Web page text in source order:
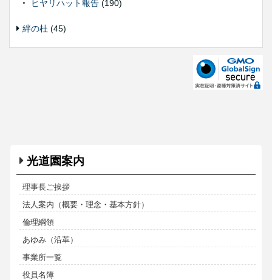
ヒヤリハット報告 (190)
絆の杜 (45)
光道園案内
理事長ご挨拶
法人案内（概要・理念・基本方針）
倫理綱領
あゆみ（沿革）
事業所一覧
役員名簿